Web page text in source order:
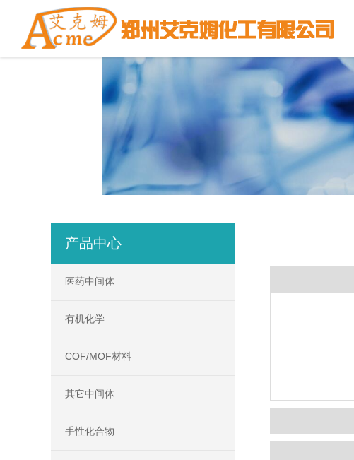
产品中心
医药中间体
有机化学
COF/MOF材料
其它中间体
手性化合物